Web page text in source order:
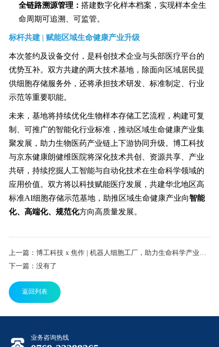
全链路溯源管理： 搭建数字化样本档案，实现样本全生
命周期可追溯、可监管。
标杆共建 | 赋能区域生命健康产业升级
本次签约及设备交付，是科创技术企业与头部医疗平台的
优势互补。双方共建的两大技术基地，除面向区域居民提
供细胞存储服务外，还将承担技术研发、标准制定、行业
示范等重要职能。
未来，基地将持续优化生物样本存储工艺流程，构建可复
制、可推广的智能化行业标准，推动区域生命健康产业集
聚发展，助力生物医药产业链上下游协同升级。博工科技
与京东健康朗健维医院将深化技术共创、资源共享、产业
共研，持续挖掘人工智能与自动化技术在生命科学领域的
应用价值。双方将以科技赋能医疗发展，共建华北地区高
标准AI细胞存储示范基地，助推区域生命健康产业向智能
化、高端化、规范化方向高质量发展。
下一篇：没有了
返回列表
业务咨询热线